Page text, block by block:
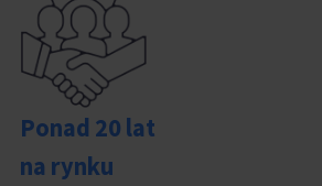
Ponad 20 lat
na rynku